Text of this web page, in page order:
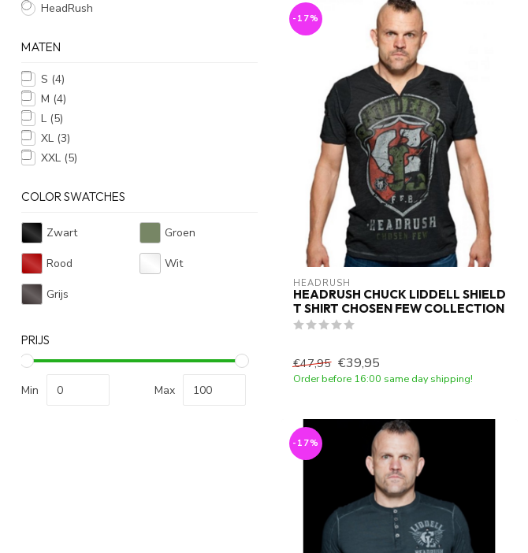
HeadRush
MATEN
S (4)
M (4)
L (5)
XL (3)
XXL (5)
COLOR SWATCHES
Zwart Groen
Rood Wit
Grijs
PRIJS
Min Max
-17%
HEADRUSH
HEADRUSH CHUCK LIDDELL SHIELD
T SHIRT CHOSEN FEW COLLECTION
€47,95 €39,95
Order before 16:00 same day shipping!
-17%